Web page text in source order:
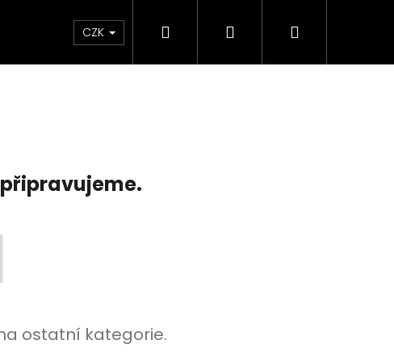
KOLEKCE SKLADEM - RYCHLÉ DODÁNÍ
CZK Hledat PřihlášeníNákupní
ostatní kategorie.